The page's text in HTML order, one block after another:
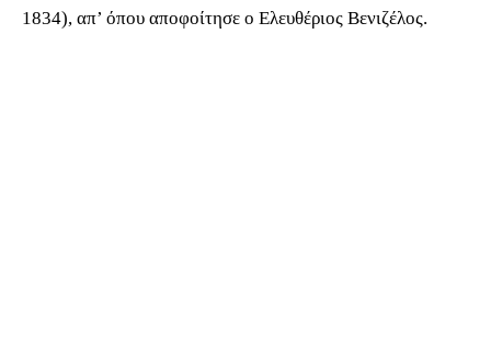
1834), απ’ όπου αποφοίτησε ο Ελευθέριος Βενιζέλος.